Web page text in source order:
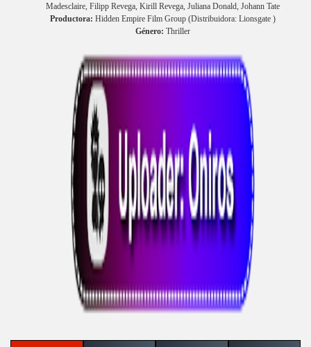
Madesclaire, Filipp Revega, Kirill Revega, Juliana Donald, Johann Tate
Productora: Hidden Empire Film Group (Distribuidora: Lionsgate )
Género: Thriller